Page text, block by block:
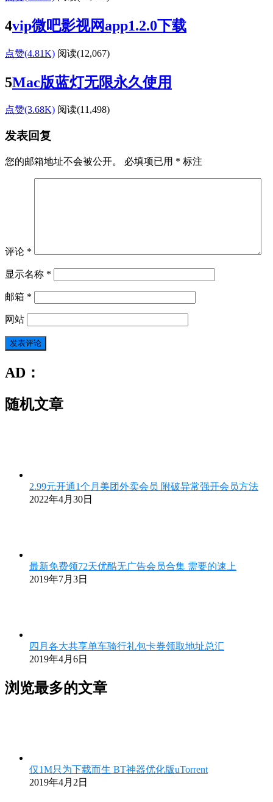
4vip微吧影视网app1.2.0下载
点赞(4.81K) 阅读(12,067)
5Mac版蓝灯无限永久使用
点赞(3.68K) 阅读(11,498)
发表回复
您的邮箱地址不会被公开。 必填项已用 * 标注
评论 *
显示名称 *
邮箱 *
网站
AD：
随机文章
2.99元开通1个月美团外卖会员 附破异常强开会员方法
2022年4月30日
最新免费领72天优酷无广告会员合集 需要的速上
2019年7月3日
四月各大共享单车骑行礼包卡券领取地址总汇
2019年4月6日
浏览最多的文章
仅1M只为下载而生 BT神器优化版uTorrent
2019年4月2日